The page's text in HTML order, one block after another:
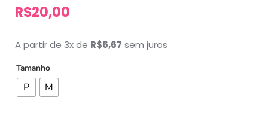
R$20,00
A partir de 3x de R$6,67 sem juros
Tamanho
P M